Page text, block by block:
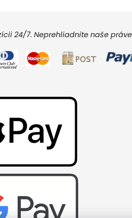
24/7. Neprehliadnite naše